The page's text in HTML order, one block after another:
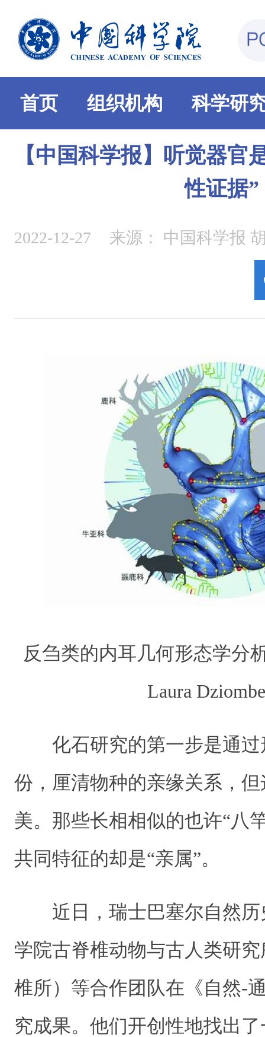
首页 组织机构 科学研
【中国科学报】听觉器官
性证据”
2022-12-27 来源： 中国科学报
反刍类的内耳几何形态学分
Laura
化石研究的第一步是通
份，厘清物种的亲缘关系，
美。那些长相相似的也许“八
共同特征的却是“亲属”。
近日，瑞士巴塞尔自然历
学院古脊椎动物与古人类研
椎所）等合作团队在《自然-
究成果。他们开创性地找出